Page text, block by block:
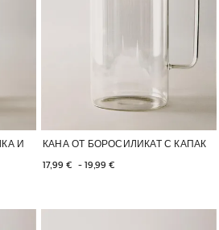
И
КАНА ОТ БОРОСИЛИКАТ С КАПАК
17,99 € - 19,99 €
на 1 от 5Изображението е променено на